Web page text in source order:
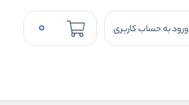
ورود به حساب کاربری 0